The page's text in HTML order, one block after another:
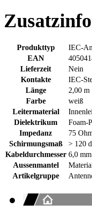
Produkttyp
IEC-
EAN
Lieferzeit
Nein
Kontakte
IEC-
Länge
2,00 m
Farbe
weiß
Leitermaterial
Dielektrikum
Foam-
Impedanz
75
Schirmungsmaß
> 120
Kabeldurchmesser 6,0 mm
Aussenmantel
Artikelgruppe